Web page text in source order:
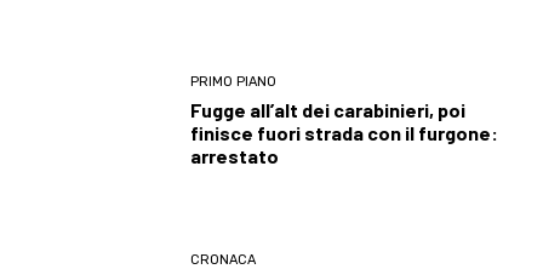
PRIMO PIANO
Fugge all’alt dei carabinieri, poi
finisce fuori strada con il furgone:
arrestato
CRONACA